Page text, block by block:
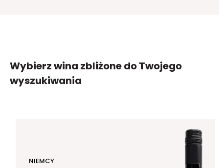
Wybierz wina zbliżonedo Twojego
wyszukiwania
NIEMCY